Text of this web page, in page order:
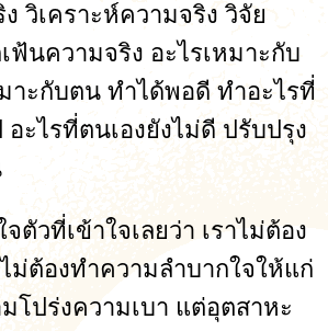
วิเคราะห์ความจริง วิจัย
ฟ้นความจริง อะไรเหมาะกับ
าะกับตน ทำได้พอดี ทำอะไรที่
อะไรที่ตนเองยังไม่ดี ปรับปรุง
ตัวที่เข้าใจเลยว่า เราไม่ต้อง
ม่ต้องทำความลำบากใจให้แก่
โปร่งความเบา แต่อุตสาหะ